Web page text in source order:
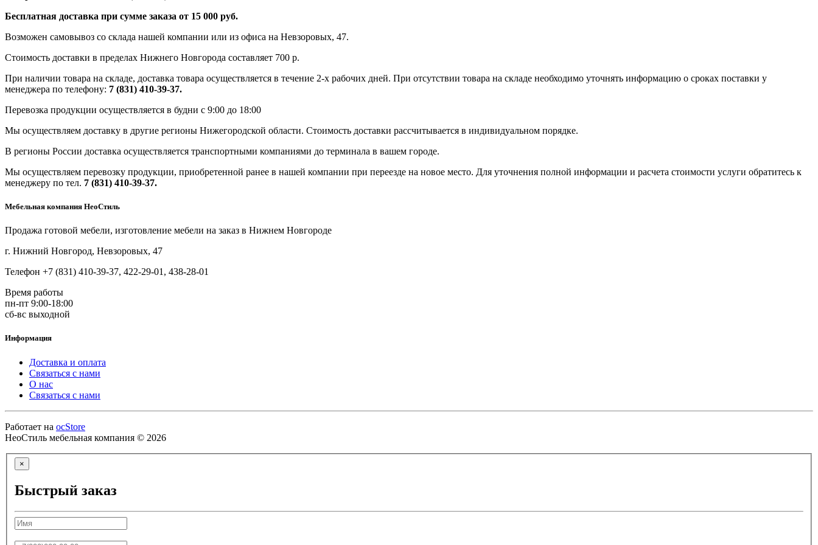
Бесплатная доставка при сумме заказа от 15 000 руб.
Возможен самовывоз со склада нашей компании или из офиса на Невзоровых, 47.
Стоимость доставки в пределах Нижнего Новгорода составляет 700 р.
При наличии товара на складе, доставка товара осуществляется в течение 2-х рабочих дней. При отсутствии товара на складе необходимо уточнять информацию о сроках поставки у
менеджера по телефону: 7 (831) 410-39-37.
Перевозка продукции осуществляется в будни с 9:00 до 18:00
Мы осуществляем доставку в другие регионы Нижегородской области. Стоимость доставки рассчитывается в индивидуальном порядке.
В регионы России доставка осуществляется транспортными компаниями до терминала в вашем городе.
Мы осуществляем перевозку продукции, приобретенной ранее в нашей компании при переезде на новое место. Для уточнения полной информации и расчета стоимости услуги обратитесь к
менеджеру по тел. 7 (831) 410-39-37.
Мебельная компания НеоСтиль
Продажа готовой мебели, изготовление мебели на заказ в Нижнем Новгороде
г. Нижний Новгород, Невзоровых, 47
Телефон +7 (831) 410-39-37, 422-29-01, 438-28-01
Время работы
пн-пт 9:00-18:00
сб-вс выходной
Информация
Доставка и оплата
Связаться с нами
О нас
Связаться с нами
Работает на ocStore
НеоСтиль мебельная компания © 2026
×
Быстрый заказ